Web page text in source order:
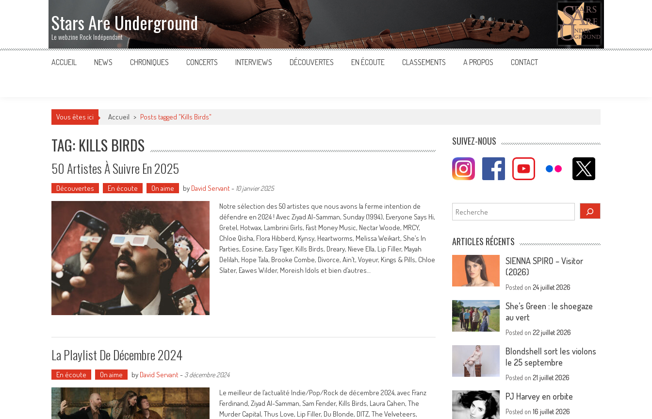
Stars Are Underground
Le webzine Rock Indépendant
ACCUEIL NEWS CHRONIQUES CONCERTS INTERVIEWS DÉCOUVERTES EN ÉCOUTE CLASSEMENTS A PROPOS CONTACT
Vous êtes ici Accueil > Posts tagged "Kills Birds"
TAG: KILLS BIRDS
50 Artistes À Suivre En 2025
Découvertes En écoute On aime by David Servant- 10 janvier 2025
Notre sélection des 50 artistes que nous avons la ferme intention de
défendre en 2024 ! Avec Ziyad Al-Samman, Sunday (1994), Everyone Says Hi,
Gretel, Hotwax, Lambrini Girls, Fast Money Music, Nectar Woode, MRCY,
Chloe Qisha, Flora Hibberd, Kynsy, Heartworms, Melissa Weikart, She’s In
Parties, Eosine, Easy Tiger, Kills Birds, Dreary, Nieve Ella, Lip Filler, Mayah
Delilah, Hope Tala, Brooke Combe, Divorce, Ain’t, Voyeur, Kings & Pills, Chloe
Slater, Eawes Wilder, Moreish Idols et bien d’autres…
La Playlist De Décembre 2024
En écoute On aime by David Servant- 3 décembre 2024
Le meilleur de l’actualité Indie/Pop/Rock de décembre 2024, avec Franz
Ferdinand, Ziyad Al-Samman, Sam Fender, Kills Birds, Laura Cahen, The
Murder Capital, Thus Love, Lip Filler, Du Blonde, DITZ, The Velveteers,
SUIVEZ-NOUS
Rechercher
ARTICLES RÉCENTS
SIENNA SPIRO – Visitor
(2026)
Posted on24 juillet 2026
She’s Green : le shoegaze
au vert
Posted on22 juillet 2026
Blondshell sort les violons
le 25 septembre
Posted on21 juillet 2026
PJ Harvey en orbite
Posted on16 juillet 2026